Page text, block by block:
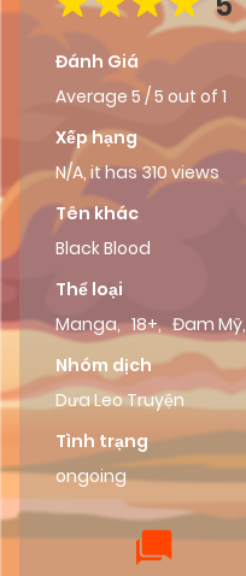
Đánh Giá
Average 5 /5 out of 1
Xếp hạng
N/A, it has 310 views
Tên khác
Black Blood
Thể loại
Manga, 18+, Đam Mỹ,
Nhóm dịch
Dưa Leo Truyện
Tình trạng
ongoing